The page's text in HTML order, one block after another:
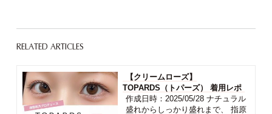
RELATED ARTICLES
【クリームローズ】
TOPARDS（トパーズ） 着用レポ
作成日時：2025/05/28 ナチュラル
盛れからしっかり盛れまで、 指原